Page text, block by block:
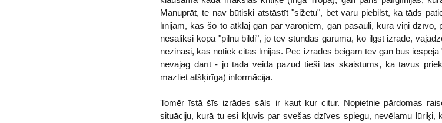
Manuprāt, te nav būtiski atstāstīt "sižetu", bet varu piebilst, ka tāds
līnijām, kas šo to atklāj gan par varoņiem, gan pasauli, kurā viņi
nesaliksi kopā "pilnu bildi", jo tev stundas garumā, ko ilgst izrāde,
nezināsi, kas notiek citās līnijās. Pēc izrādes beigām tev gan būs
nevajag darīt - jo tādā veidā pazūd tieši tas skaistums, ka tavus
mazliet atšķirīga) informācija.
Tomēr īstā šīs izrādes sāls ir kaut kur citur. Nopietnie pārdomas
situāciju, kurā tu esi kļuvis par svešas dzīves spiegu, nevēlamu